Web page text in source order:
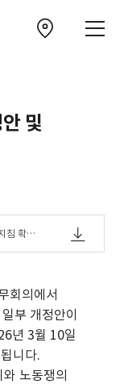
및
침 확정.
회의에서
부 개정안이
년 3월 10일
니다.
노동쟁의